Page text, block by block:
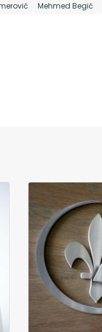
Mehmed Begić